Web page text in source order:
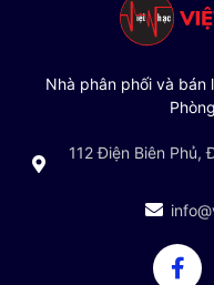
Nhà phân phối và bán
112 Điện Biên Phủ,